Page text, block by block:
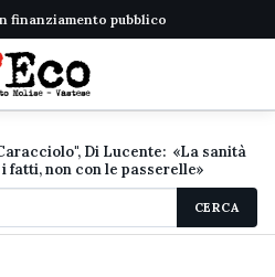
finanziamento pubblico
Di Lucente: «La sanità
fatti, non con le passerelle»
CERCA